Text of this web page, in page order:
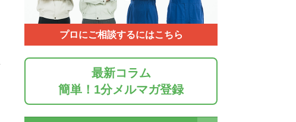
プロにご相談するにはこちら
最新コラム
簡単！1分メルマガ登録